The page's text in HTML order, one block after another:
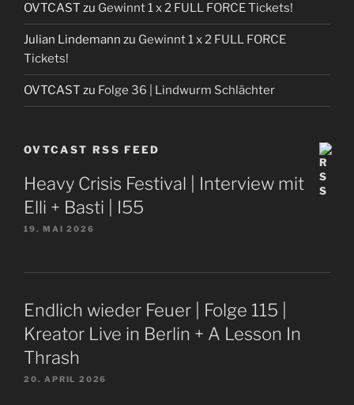
OVTCAST zu Gewinnt 1 x 2 FULL FORCE Tickets!
Julian Lindemann zu Gewinnt 1 x 2 FULL FORCE
Tickets!
OVTCAST zu Folge 36 | Lindwurm Schlächter
OVTCAST RSS FEED
Heavy Crisis Festival | Interview mit
Elli + Basti | I55
19. MAI 2026
Endlich wieder Feuer | Folge 115 |
Kreator Live in Berlin + A Lesson In
Thrash
20. APRIL 2026